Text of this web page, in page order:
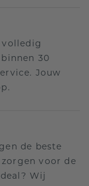
volledig
30
Jouw
de beste
voor de
Wij